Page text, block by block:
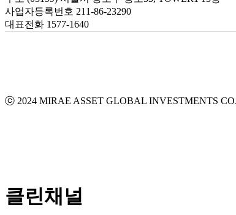
사업자등록번호 211-86-23290
대표전화 1577-1640
ⓒ 2024 MIRAE ASSET GLOBAL INVESTMENTS
클린채널